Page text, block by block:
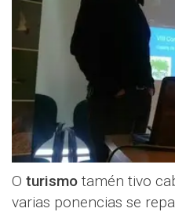
O turismo tamén tivo
varias ponencias se